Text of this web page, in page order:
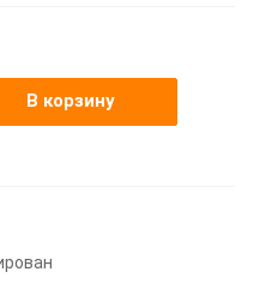
В корзину